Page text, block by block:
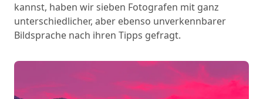
kannst, haben wir sieben Fotografen mit ganz
unterschiedlicher, aber ebenso unverkennbarer
Bildsprache nach ihren Tipps gefragt.